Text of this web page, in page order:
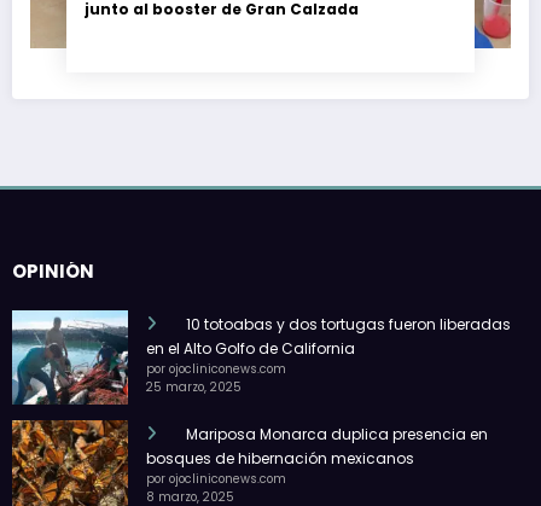
junto al booster de Gran Calzada
OPINIÓN
10 totoabas y dos tortugas fueron liberadas
en el Alto Golfo de California
por ojocliniconews.com
25 marzo, 2025
Mariposa Monarca duplica presencia en
bosques de hibernación mexicanos
por ojocliniconews.com
8 marzo, 2025